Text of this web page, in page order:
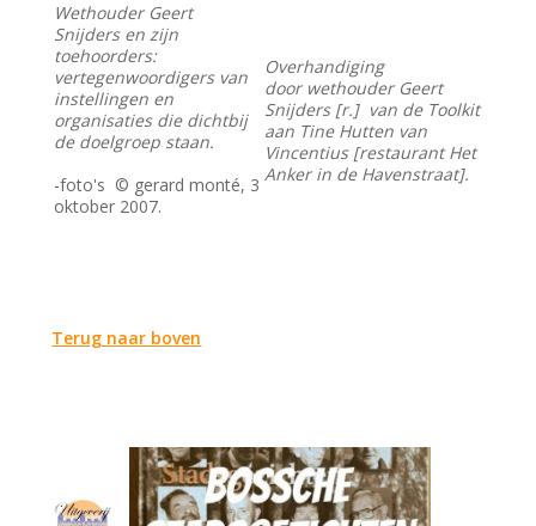
Wethouder Geert
Snijders en zijn
toehoorders:
vertegenwoordigers van
instellingen en
organisaties die dichtbij
de doelgroep staan.
-foto's © gerard monté, 3
oktober 2007.
Overhandiging
door wethouder Geert
Snijders [r.] van de Toolkit
aan Tine Hutten van
Vincentius [restaurant Het
Anker in de Havenstraat].
Terug naar boven